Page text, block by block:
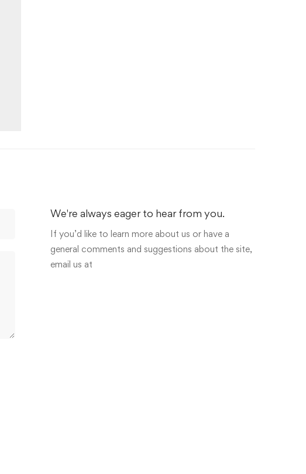
We're always eager to hear from you.
If you’d like to learn more about us or have a
general comments and suggestions about the site,
email us at